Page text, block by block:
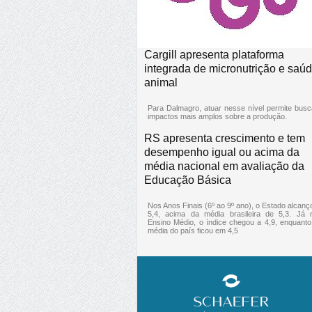
Cargill apresenta plataforma
integrada de micronutrição e
animal
Para Dalmagro, atuar nesse nível permite
impactos mais amplos sobre a produção.
RS apresenta crescimento e tem
desempenho igual ou acima da
média nacional em avaliação da
Educação Básica
Nos Anos Finais (6º ao 9º ano), o Estado
5,4, acima da média brasileira de 5,3. Já
Ensino Médio, o índice chegou a 4,9,
média do país ficou em 4,5